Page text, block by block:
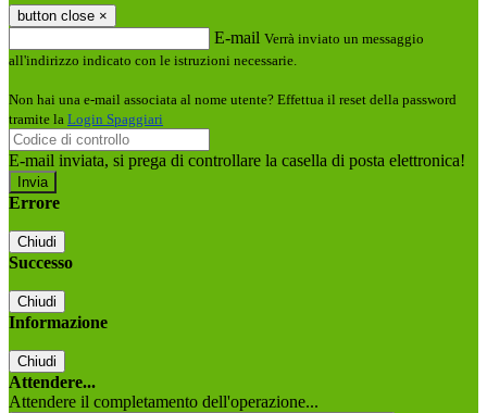
button close ×
E-mail Verrà inviato un messaggio
all'indirizzo indicato con le istruzioni necessarie.
Non hai una e-mail associata al nome utente? Effettua il reset della password
tramite la Login Spaggiari
E-mail inviata, si prega di controllare la casella di posta elettronica!
Errore
Chiudi
Successo
Chiudi
Informazione
Chiudi
Attendere...
Attendere il completamento dell'operazione...